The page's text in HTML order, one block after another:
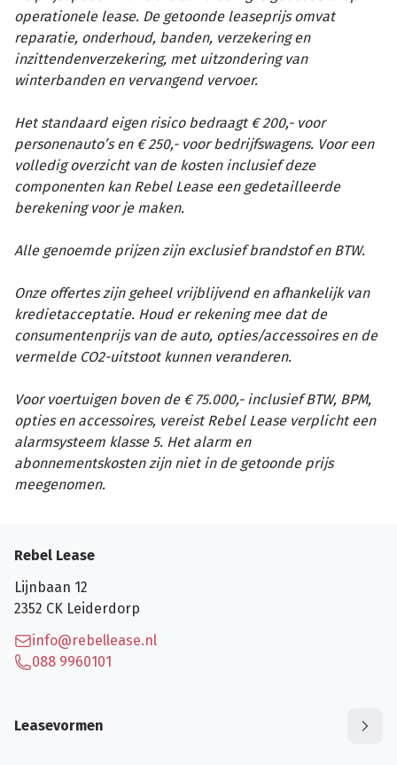
operationele lease. De getoonde leaseprijs omvat
reparatie, onderhoud, banden, verzekering en
inzittendenverzekering, met uitzondering van
winterbanden en vervangend vervoer.
Het standaard eigen risico bedraagt € 200,- voor
personenauto’s en € 250,- voor bedrijfswagens. Voor een
volledig overzicht van de kosten inclusief deze
componenten kan Rebel Lease een gedetailleerde
berekening voor je maken.
Alle genoemde prijzen zijn exclusief brandstof en BTW.
Onze offertes zijn geheel vrijblijvend en afhankelijk van
kredietacceptatie. Houd er rekening mee dat de
consumentenprijs van de auto, opties/accessoires en de
vermelde CO2-uitstoot kunnen veranderen.
Voor voertuigen boven de € 75.000,- inclusief BTW, BPM,
opties en accessoires, vereist Rebel Lease verplicht een
alarmsysteem klasse 5. Het alarm en
abonnementskosten zijn niet in de getoonde prijs
meegenomen.
Rebel Lease
Lijnbaan 12
2352 CK Leiderdorp
info@rebellease.nl
088 9960101
Leasevormen